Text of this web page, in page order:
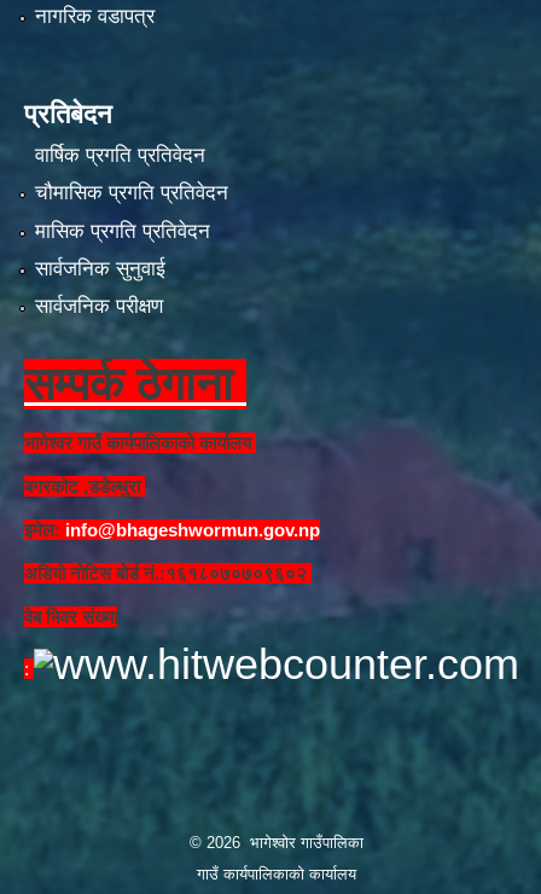
नागरिक वडापत्र
प्रतिबेदन
वार्षिक प्रगति प्रतिवेदन
चौमासिक प्रगति प्रतिवेदन
मासिक प्रगति प्रतिवेदन
सार्वजनिक सुनुवाई
सार्वजनिक परीक्षण
सम्पर्क ठेगाना
भागेश्वर गाउँ कार्यपालिकाको कार्यालय
बगरकोट ,डडेल्धुरा
इमेल: info@bhageshwormun.gov.np
अडियो नोटिस बोर्ड नं.:१६१८०७०७०९६०२
वेब भिवर संख्या
: ​
© 2026 भागेश्वोर गाउँपालिका
गाउँ कार्यपालिकाको कार्यालय